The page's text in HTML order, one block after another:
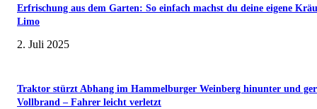
Erfrischung aus dem Garten: So einfach machst du deine eigene
Limo
2. Juli 2025
Traktor stürzt Abhang im Hammelburger Weinberg hinunter und
Vollbrand – Fahrer leicht verletzt